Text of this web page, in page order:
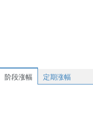
阶段涨幅 定期涨幅